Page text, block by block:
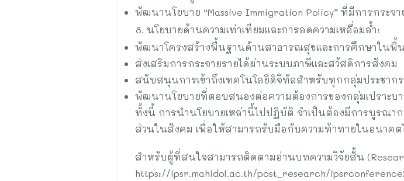
พัฒนานโยบาย “Massive Immigration Policy” ที่มีการกระ
นโยบายด้านความเท่าเทียมและการลดความเหลื่อมล้ำ:
พัฒนาโครงสร้างพื้นฐานด้านสาธารณสุขและการศึกษาในพื้
ส่งเสริมการกระจายรายได้ผ่านระบบภาษีและสวัสดิการสังคม
สนับสนุนการเข้าถึงเทคโนโลยีดิจิทัลสำหรับทุกกลุ่มประชากร
พัฒนานโยบายที่ตอบสนองต่อความต้องการของกลุ่มเปราะบ
ทั้งนี้ การนำนโยบายเหล่านี้ไปปฏิบัติ จำเป็นต้องมีการบูรณา
ส่วนในสังคม เพื่อให้สามารถรับมือกับความท้าทายในอนาคต
สำหรับผู้ที่สนใจสามารถติดตามอ่านบทความวิจัยสั้น
https://ipsr.mahidol.ac.th/post_research/